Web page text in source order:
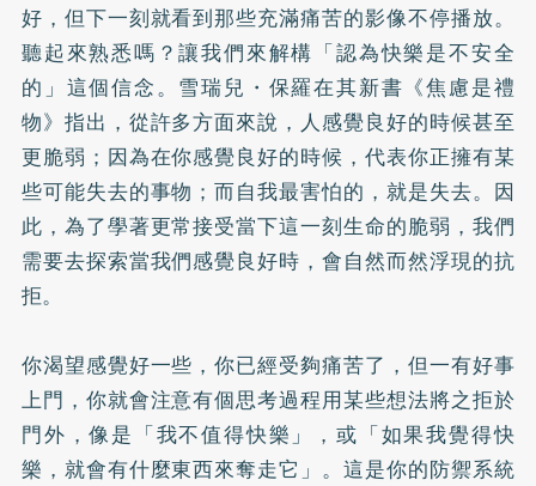
好，但下一刻就看到那些充滿痛苦的影像不停播放。
聽起來熟悉嗎？讓我們來解構「認為快樂是不安全
的」這個信念。雪瑞兒・保羅在其新書《焦慮是禮
物》指出，從許多方面來說，人感覺良好的時候甚至
更脆弱；因為在你感覺良好的時候，代表你正擁有某
些可能失去的事物；而自我最害怕的，就是失去。因
此，為了學著更常接受當下這一刻生命的脆弱，我們
需要去探索當我們感覺良好時，會自然而然浮現的抗
拒。
你渴望感覺好一些，你已經受夠痛苦了，但一有好事
上門，你就會注意有個思考過程用某些想法將之拒於
門外，像是「我不值得快樂」，或「如果我覺得快
樂，就會有什麼東西來奪走它」。這是你的防禦系統